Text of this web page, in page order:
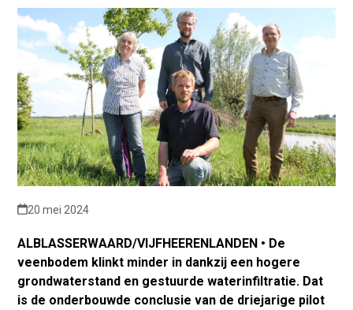
20 mei 2024
ALBLASSERWAARD/VIJFHEERENLANDEN • De
veenbodem klinkt minder in dankzij een hogere
grondwaterstand en gestuurde waterinfiltratie. Dat
is de onderbouwde conclusie van de driejarige pilot